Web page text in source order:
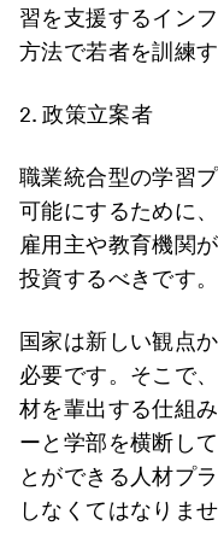
習を支援するイン
方法で若者を訓練
2. 政策立案者
職業統合型の学習
可能にするために
雇用主や教育機関
投資するべきです。
国家は新しい観点
必要です。そこで
材を輩出する仕組
ーと学部を横断し
とができる人材プ
しなくてはなりませ